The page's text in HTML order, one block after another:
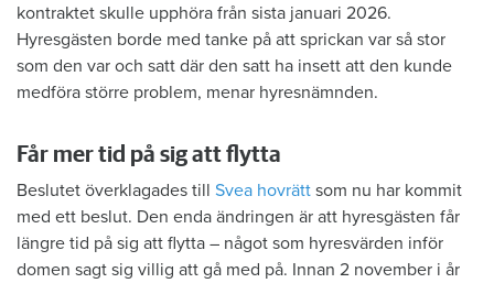
kontraktet skulle upphöra från sista januari 2026.
Hyresgästen borde med tanke på att sprickan var så stor
som den var och satt där den satt ha insett att den kunde
medföra större problem, menar hyresnämnden.
Får mer tid på sig att flytta
Beslutet överklagades till Svea hovrätt som nu har kommit
med ett beslut. Den enda ändringen är att hyresgästen får
längre tid på sig att flytta – något som hyresvärden inför
domen sagt sig villig att gå med på. Innan 2 november i år